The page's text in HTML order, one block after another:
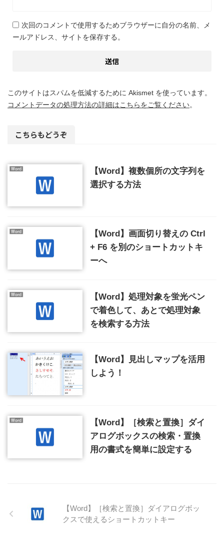
次回のコメントで使用するためブラウザーに自分の名前、メ
ールアドレス、サイトを保存する。
このサイトはスパムを低減するために Akismet を使っています。
コメントデータの処理方法の詳細はこちらをご覧ください。
こちらもどうぞ
【Word】複数個所の文字列を
選択する方法
【Word】画面切り替えの Ctrl
+ F6 を別のショートカットキ
ーへ
【Word】処理対象を蛍光ペン
で着色して、あとで処理対象
を検索する方法
【Word】見出しマップを活用
しよう！
【Word】［検索と置換］ダイ
アログボックスの検索・置換
用の書式を簡単に設定する
【Word】［検索と置換］ダイアログボッ
クスで使えるショートカットキー